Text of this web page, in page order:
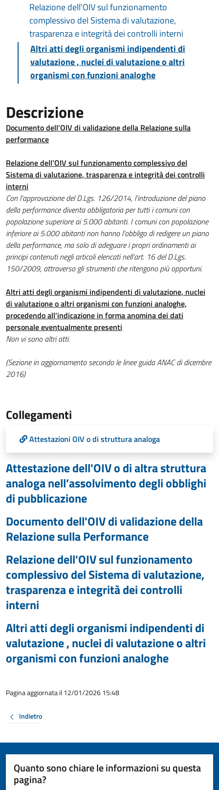
Relazione dell'OIV sul funzionamento
complessivo del Sistema di valutazione,
trasparenza e integrità dei controlli interni
Altri atti degli organismi indipendenti di
valutazione , nuclei di valutazione o altri
organismi con funzioni analoghe
Descrizione
Documento dell'OIV di validazione della Relazione sulla
performance
Relazione dell'OIV sul funzionamento complessivo del
Sistema di valutazione, trasparenza e integrità dei controlli
interni
Con l’approvazione del D.Lgs. 126/2014, l’introduzione del piano
della performance diventa obbligatoria per tutti i comunicon
popolazione superiore ai 5.000 abitanti. I comuni con popolazione
inferiore ai 5.000 abitanti non hanno l’obbligo di redigere un piano
della performance, ma solo di adeguare i propri ordinamenti ai
principi contenuti negli articoli elencati nell’art. 16 del D.Lgs.
150/2009, attraverso gli strumenti che ritengono più opportuni.
Altri atti degli organismi indipendenti di valutazione, nuclei
di valutazione o altri organismi con funzioni analoghe,
procedendo all'indicazione in forma anomina dei dati
personale eventualmente presenti
Non vi sono altri atti.
(Sezione in aggiornamento secondo le linee guida ANAC di dicembre
2016)
Collegamenti
Attestazioni OIV o di struttura analoga
Attestazione dell'OIV o di altra struttura
analoga nell’assolvimento degli obblighi
di pubblicazione
Documento dell'OIV di validazione della
Relazione sulla Performance
Relazione dell'OIV sul funzionamento
complessivo del Sistema di valutazione,
trasparenza e integrità dei controlli
interni
Altri atti degli organismi indipendenti di
valutazione , nuclei di valutazione o altri
organismi con funzioni analoghe
Pagina aggiornata il 12/01/2026 15:48
Indietro
Quanto sono chiare le informazioni su questa
pagina?